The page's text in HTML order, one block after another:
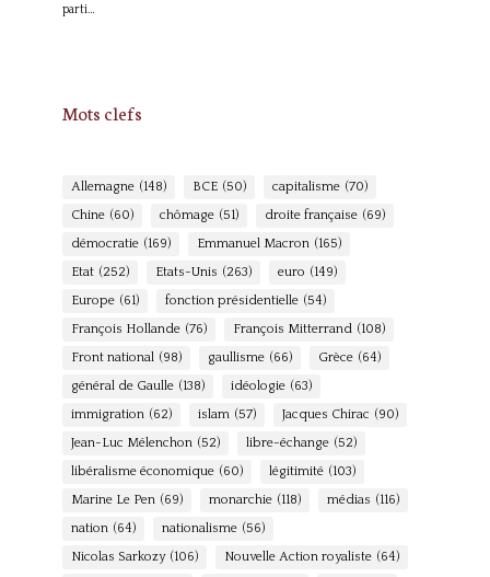
parti…
Mots clefs
Allemagne (148) BCE (50) capitalisme (70)
Chine (60) chômage (51) droite française (69)
démocratie (169) Emmanuel Macron (165)
Etat (252) Etats-Unis (263) euro (149)
Europe (61) fonction présidentielle (54)
François Hollande (76) François Mitterrand (108)
Front national (98) gaullisme (66) Grèce (64)
général de Gaulle (138) idéologie (63)
immigration (62) islam (57) Jacques Chirac (90)
Jean-Luc Mélenchon (52) libre-échange (52)
libéralisme économique (60) légitimité (103)
Marine Le Pen (69) monarchie (118) médias (116)
nation (64) nationalisme (56)
Nicolas Sarkozy (106) Nouvelle Action royaliste (64)